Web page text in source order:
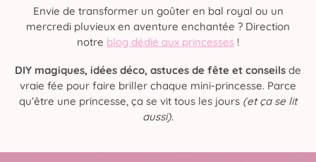
Envie de transformer un goûter en bal royal ou un
mercredi pluvieux en aventure enchantée ? Direction
notre blog dédié aux princesses !
DIY magiques, idées déco, astuces de fête et conseils de
vraie fée pour faire briller chaque mini-princesse. Parce
qu’être une princesse, ça se vit tous les jours (et ça se lit
aussi).